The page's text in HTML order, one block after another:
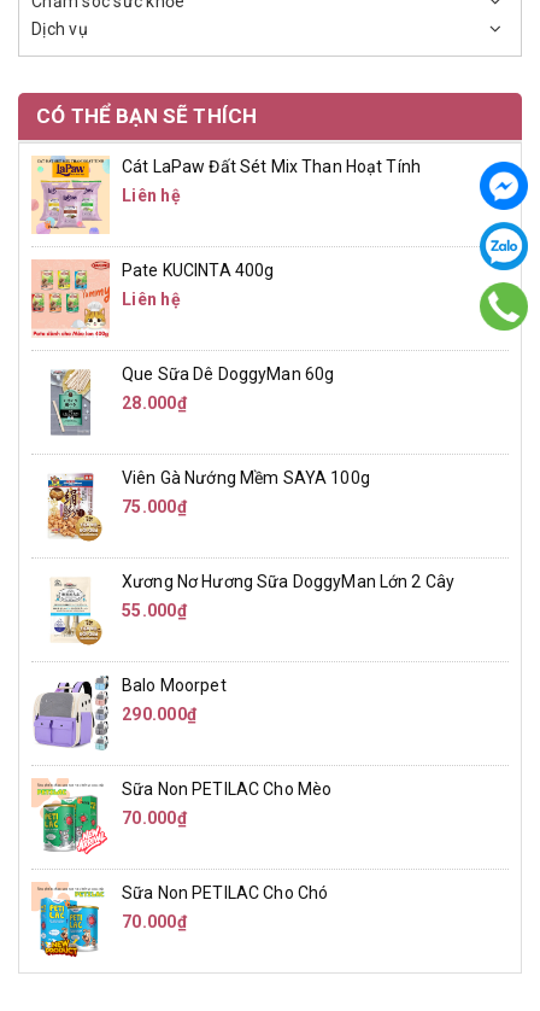
Dịch vụ
CÓ THỂ BẠN SẼ THÍCH
Cát LaPaw Đất Sét Mix Than Hoạt Tính
Liên hệ
Pate KUCINTA 400g
Liên hệ
Que Sữa Dê DoggyMan 60g
28.000₫
Viên Gà Nướng Mềm SAYA 100g
75.000₫
Xương Nơ Hương Sữa DoggyMan Lớn 2 Cây
55.000₫
Balo Moorpet
290.000₫
Sữa Non PETILAC Cho Mèo
70.000₫
Sữa Non PETILAC Cho Chó
70.000₫